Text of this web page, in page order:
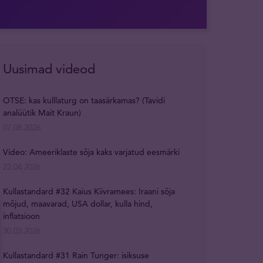
Uusimad videod
OTSE: kas kulllaturg on taasärkamas? (Tavidi
analüütik Mait Kraun)
Video: Ameeriklaste sõja kaks varjatud eesmärki
Kullastandard #32 Kaius Kiivramees: Iraani sõja
mõjud, maavarad, USA dollar, kulla hind,
inflatsioon
Kullastandard #31 Rain Tunger: isiksuse